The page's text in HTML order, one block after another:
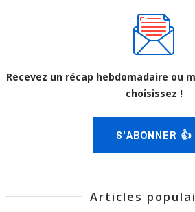
Recevez un récap hebdomadaire ou
choisissez !
S'ABONNER 👍
Articles